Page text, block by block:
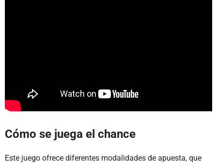
Cómo se juega el chance
Este juego ofrece diferentes modalidades de apuesta, que